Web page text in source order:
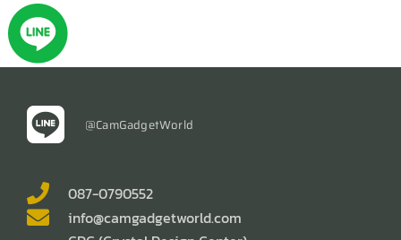
@CamGadgetWorld
087-0790552
info@camgadgetworld.com